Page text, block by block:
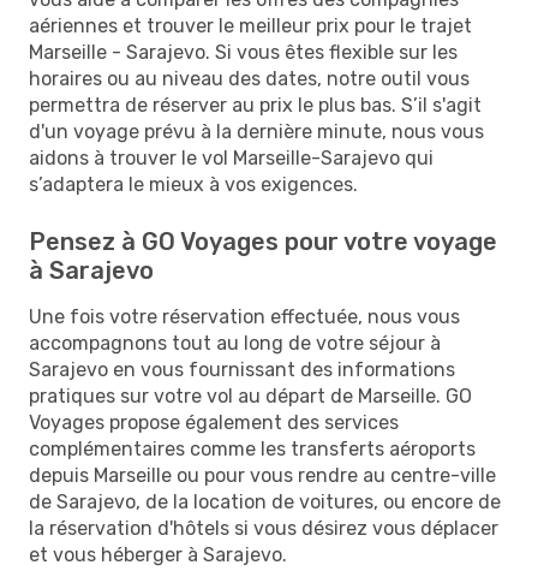
aériennes et trouver le meilleur prix pour le trajet
Marseille - Sarajevo. Si vous êtes flexible sur les
horaires ou au niveau des dates, notre outil vous
permettra de réserver au prix le plus bas. S’il s'agit
d'un voyage prévu à la dernière minute, nous vous
aidons à trouver le vol Marseille-Sarajevo qui
s’adaptera le mieux à vos exigences.
Pensez à GO Voyages pour votre voyage
à Sarajevo
Une fois votre réservation effectuée, nous vous
accompagnons tout au long de votre séjour à
Sarajevo en vous fournissant des informations
pratiques sur votre vol au départ de Marseille. GO
Voyages propose également des services
complémentaires comme les transferts aéroports
depuis Marseille ou pour vous rendre au centre-ville
de Sarajevo, de la location de voitures, ou encore de
la réservation d'hôtels si vous désirez vous déplacer
et vous héberger à Sarajevo.